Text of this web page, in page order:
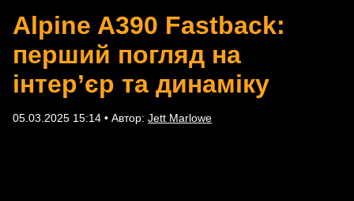
Alpine A390 Fastback:
перший погляд на
інтер’єр та динаміку
05.03.2025 15:14 • Автор: Jett Marlowe